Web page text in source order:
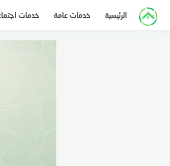
المحتوى
الرئيسية خدمات عامة خدمات